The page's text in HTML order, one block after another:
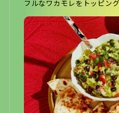
フルなワカモレをトッピング